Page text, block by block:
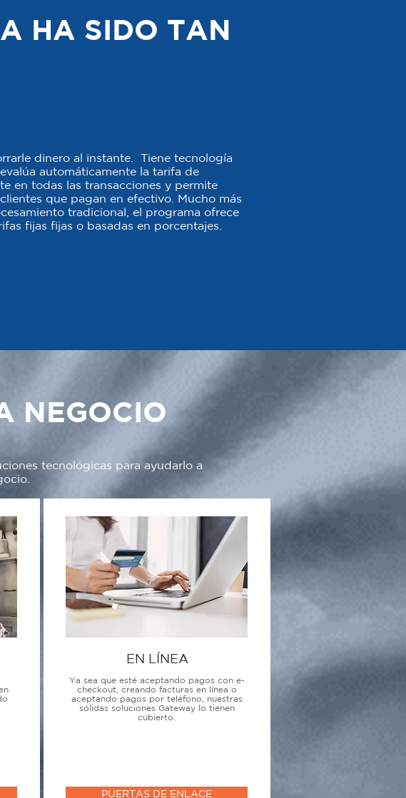
HA SIDO TAN
dinero al instante. Tiene tecnología
automáticamente la tarifa de
en todas las transacciones y permite
que pagan en efectivo. Mucho más
tradicional, el programa ofrece
fijas fijas o basadas en porcentajes.
NEGOCIO
tecnológicas para ayudarlo a
EN LÍNEA
Ya sea que esté aceptando pagos con e-
checkout, creando facturas en línea o
aceptando pagos por teléfono, nuestras
sólidas soluciones Gateway lo tienen
cubierto.
PUERTAS DE ENLACE